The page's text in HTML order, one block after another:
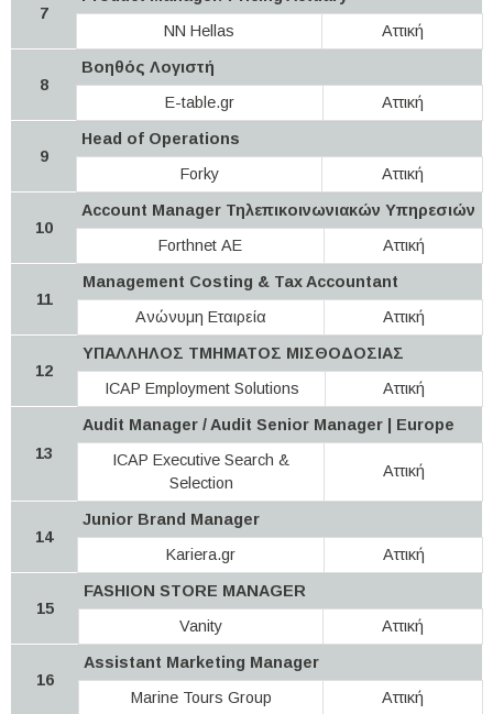
7
NN Hellas
Αττική
8
Βοηθός Λογιστή
E-table.gr
Αττική
9
Head of Operations
Forky
Αττική
10
Account Manager Τηλεπικοινωνιακών Υπηρεσιών
Forthnet ΑΕ
Αττική
11
Management Costing & Tax Accountant
Ανώνυμη Εταιρεία
Αττική
12
ΥΠΑΛΛΗΛΟΣ ΤΜΗΜΑΤΟΣ ΜΙΣΘΟΔΟΣΙΑΣ
ICAP Employment Solutions
Αττική
13
Audit Manager / Audit Senior Manager | Europe
ICAP Executive Search &
Selection
Αττική
14
Junior Brand Manager
Kariera.gr
Αττική
15
FASHION STORE MANAGER
Vanity
Αττική
16
Assistant Marketing Manager
Marine Tours Group
Αττική